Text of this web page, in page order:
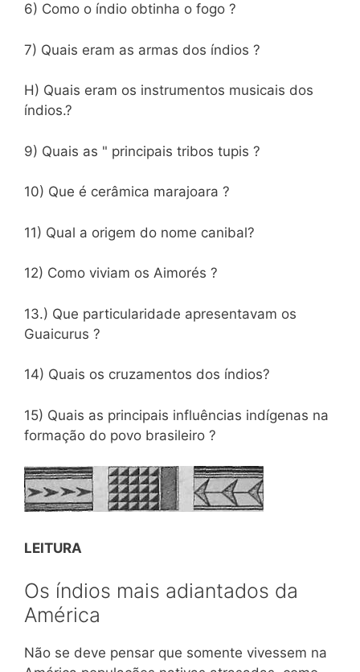
6) Como o índio obtinha o fogo ?
7) Quais eram as armas dos índios ?
H) Quais eram os instrumentos musicais dos
índios.?
9) Quais as " principais tribos tupis ?
10) Que é cerâmica marajoara ?
11) Qual a origem do nome canibal?
12) Como viviam os Aimorés ?
13.) Que particularidade apresentavam os
Guaicurus ?
14) Quais os cruzamentos dos índios?
15) Quais as principais influências indígenas na
formação do povo brasileiro ?
LEITURA
Os índios mais adiantados da
América
Não se deve pensar que somente vivessem na